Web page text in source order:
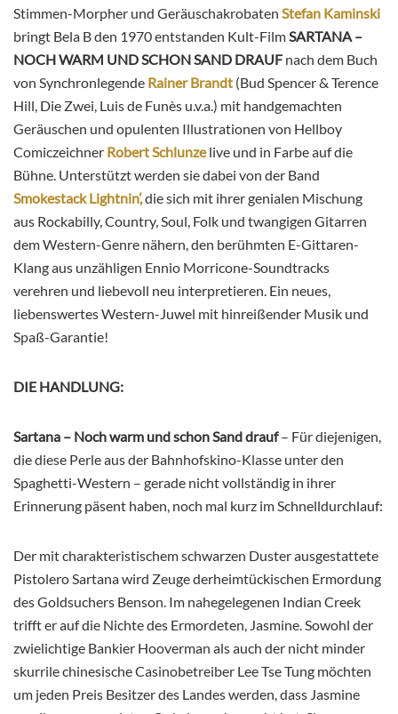
Stimmen-Morpher und Geräuschakrobaten Stefan Kaminski
bringt Bela B den 1970 entstanden Kult-FilmSARTANA –
NOCH WARM UND SCHON SAND DRAUF nach dem Buch
von Synchronlegende Rainer Brandt (Bud Spencer & Terence
Hill, Die Zwei, Luis de Funès u.v.a.) mit handgemachten
Geräuschen und opulenten Illustrationen von Hellboy
Comiczeichner Robert Schlunzelive und in Farbe auf die
Bühne. Unterstützt werden sie dabei von der Band
Smokestack Lightnin’,die sich mit ihrer genialen Mischung
aus Rockabilly, Country, Soul, Folk und twangigen Gitarren
dem Western-Genre nähern, den berühmten E-Gittaren-
Klang aus unzähligen Ennio Morricone-Soundtracks
verehren und liebevoll neu interpretieren. Ein neues,
liebenswertes Western-Juwel mit hinreißender Musik und
Spaß-Garantie!
DIE HANDLUNG:
Sartana – Noch warm und schon Sand drauf– Für diejenigen,
die diese Perle aus der Bahnhofskino-Klasse unter den
Spaghetti-Western – gerade nicht vollständig in ihrer
Erinnerung päsent haben, noch mal kurz im Schnelldurchlauf:
Der mit charakteristischem schwarzen Duster ausgestattete
Pistolero Sartana wird Zeuge derheimtückischen Ermordung
des Goldsuchers Benson. Im nahegelegenen Indian Creek
trifft er auf die Nichte des Ermordeten, Jasmine. Sowohl der
zwielichtige Bankier Hooverman als auch der nicht minder
skurrile chinesische Casinobetreiber Lee Tse Tung möchten
um jeden Preis Besitzer des Landes werden, dass Jasmine